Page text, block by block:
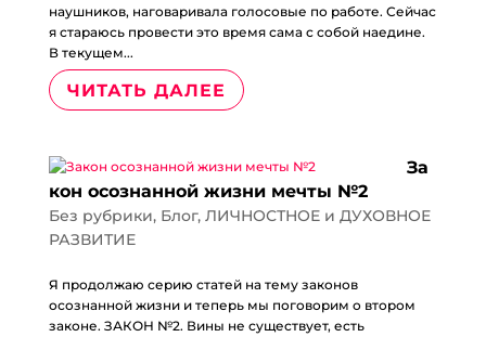
наушников, наговаривала голосовые по работе. Сейчас
я стараюсь провести это время сама с собой наедине.
В текущем...
ЧИТАТЬ ДАЛЕЕ
За
кон осознанной жизни мечты №2
Без рубрики, Блог, ЛИЧНОСТНОЕ и ДУХОВНОЕ
РАЗВИТИЕ
Я продолжаю серию статей на тему законов
осознанной жизни и теперь мы поговорим о втором
законе. ЗАКОН №2. Вины не существует, есть